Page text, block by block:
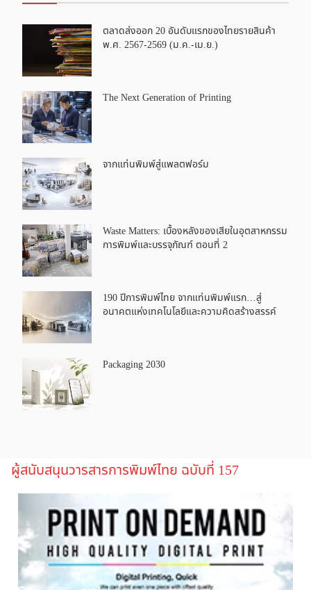
ตลาดส่งออก 20 อันดับแรกของไทยรายสินค้า
พ.ศ. 2567-2569 (ม.ค.-เม.ย.)
The Next Generation of Printing
จากแท่นพิมพ์สู่แพลตฟอร์ม
Waste Matters: เบื้องหลังของเสียในอุตสาหกรรม
การพิมพ์และบรรจุภัณฑ์ ตอนที่ 2
190 ปีการพิมพ์ไทย จากแท่นพิมพ์แรก…สู่
อนาคตแห่งเทคโนโลยีและความคิดสร้างสรรค์
Packaging 2030
ผู้สนับสนุนวารสารการพิมพ์ไทย ฉบับที่ 157